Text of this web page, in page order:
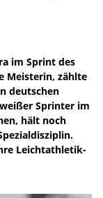
im Sprint des
Meisterin, zählte
deutschen
Sprinter im
hält noch
Leichtathletik-